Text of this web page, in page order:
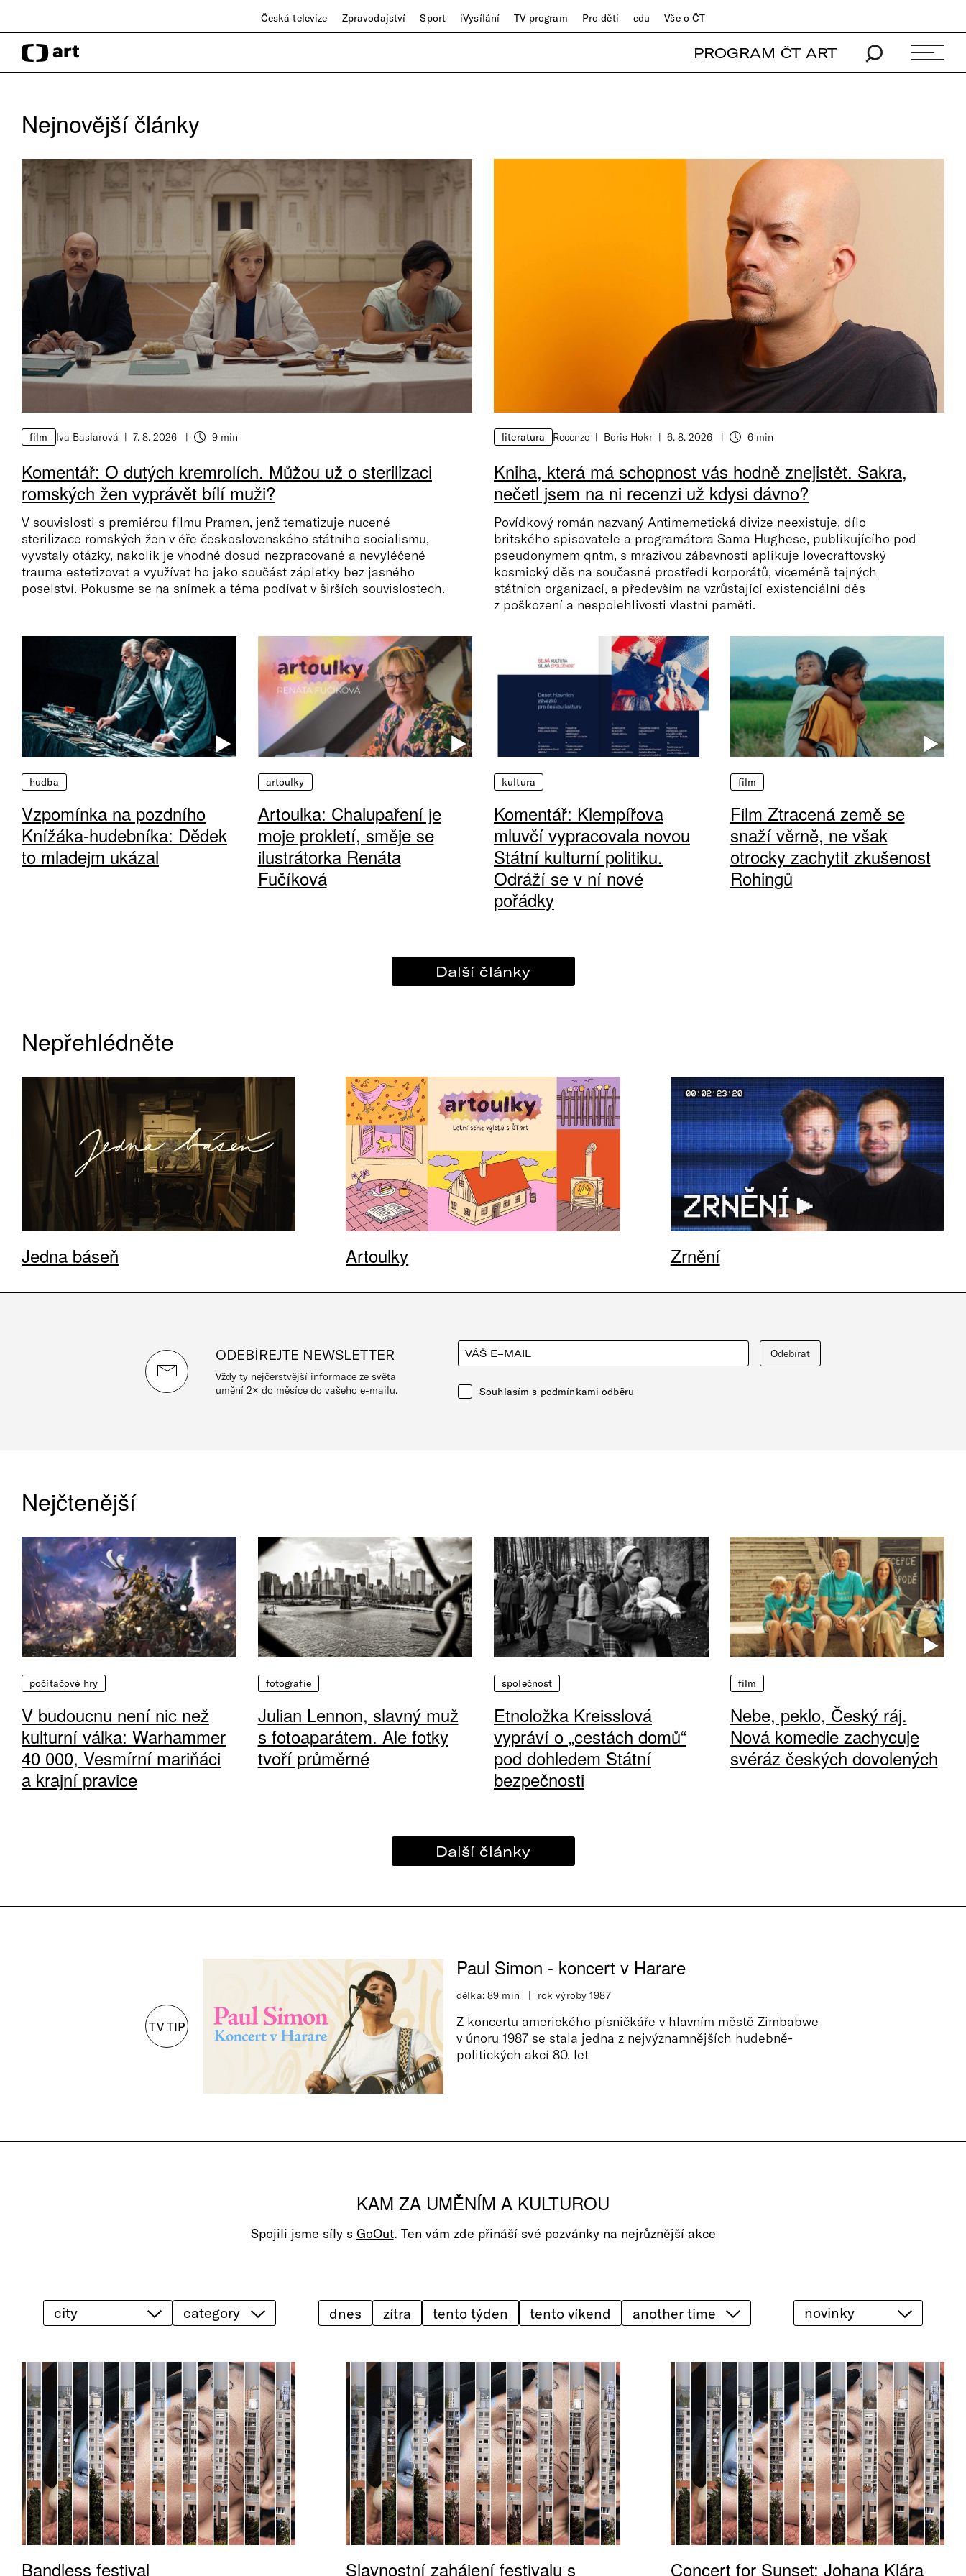
Česká televize Zpravodajství Sport iVysílání TV program Pro děti edu Vše o ČT
PROGRAM ČT ART
Nejnovější články
film Iva Baslarová 7. 8. 2026 9 min
Komentář: O dutých kremrolích. Můžou už o sterilizaci
romských žen vyprávět bílí muži?
V souvislosti s premiérou filmu Pramen, jenž tematizuje nucené
sterilizace romských žen v éře československého státního socialismu,
vyvstaly otázky, nakolik je vhodné dosud nezpracované a nevyléčené
trauma estetizovat a využívat ho jako součást zápletky bez jasného
poselství. Pokusme se na snímek a téma podívat v širších souvislostech.
literatura Recenze Boris Hokr 6. 8. 2026
Doba čtení 6 min
Kniha, která má schopnost vás hodně znejistět. Sakra,
nečetl jsem na ni recenzi už kdysi dávno?
Povídkový román nazvaný Antimemetická divize neexistuje, dílo
britského spisovatele a programátora Sama Hughese, publikujícího pod
pseudonymem qntm, s mrazivou zábavností aplikuje lovecraftovský
kosmický děs na současné prostředí korporátů, víceméně tajných
státních organizací, a především na vzrůstající existenciální děs
z poškození a nespolehlivosti vlastní paměti.
hudba
Vzpomínka na pozdního
Knížáka-hudebníka: Dědek
to mladejm ukázal
artoulky
Artoulka: Chalupaření je
moje prokletí, směje se
ilustrátorka Renáta
Fučíková
kultura
Komentář: Klempířova
mluvčí vypracovala novou
Státní kulturní politiku.
Odráží se v ní nové
pořádky
film
Film Ztracená země se
snaží věrně, ne však
otrocky zachytit zkušenost
Rohingů
Další články
Nepřehlédněte
Jedna báseň Artoulky Zrnění
ODEBÍREJTE NEWSLETTER
Vždy ty nejčerstvější informace ze světa
umění 2× do měsíce do vašeho e-mailu.
Souhlasím s podmínkami odběru
Nejčtenější
počítačové hry
V budoucnu není nic než
kulturní válka: Warhammer
40 000, Vesmírní mariňáci
a krajní pravice
fotografie
Julian Lennon, slavný muž
s fotoaparátem. Ale fotky
tvoří průměrné
společnost
Etnoložka Kreisslová
vypráví o „cestách domů“
pod dohledem Státní
bezpečnosti
film
Nebe, peklo, Český ráj.
Nová komedie zachycuje
svéráz českých dovolených
Další články
TV TIP
Paul Simon - koncert v Harare
délka: 89 min rok výroby 1987
Z koncertu amerického písničkáře v hlavním městě Zimbabwe
v únoru 1987 se stala jedna z nejvýznamnějších hudebně-
politických akcí 80. let
KAM ZA UMĚNÍM A KULTUROU
Spojili jsme síly s GoOut. Ten vám zde přináší své pozvánky na nejrůznější akce
city category dnes zítra tento týden tento víkend novinky
Bandless festival Slavnostní zahájení festivalu s Concert for Sunset: Johana Klára